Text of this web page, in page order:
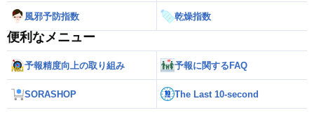
風邪予防指数 乾燥指数
便利なメニュー
予報精度向上の取り組み 予報に関するFAQ
SORASHOP The Last 10-second